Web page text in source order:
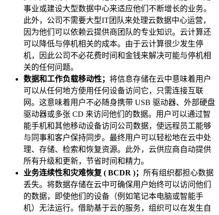
事业或建设大型数据中心来适应他们不断增长的业务。
此外，公司不需要大型IT团队来处理云数据中心运营，
因为他们可以依赖云提供商团队的专业知识。云计算还
可以降低与停机相关的成本。由于云计算很少发生停
机，因此公司不必花费时间和金钱来解决可能与停机相
关的任何问题。
数据和工作负载移动性； 将信息存储在云中意味着用户
可以从任何地方使用任何设备访问它，只需连接互联
网。这意味着用户不必随身携带 USB 驱动器、外部硬盘
驱动器或多张 CD 来访问他们的数据。用户可以通过智
能手机和其他移动设备访问公司数据，使远程员工能够
与同事和客户保持同步。最终用户可以轻松地在云中处
理、存储、检索和恢复资源。此外，云供应商自动提供
所有升级和更新，节省时间和精力。
业务连续性和灾难恢复 ( BCDR )； 所有组织都担心数据
丢失。将数据存储在云中可确保用户始终可以访问他们
的数据，即使他们的设备（例如笔记本电脑或智能手
机）无法运行。借助基于云的服务，组织可以在发生自